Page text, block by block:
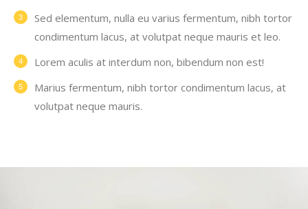
Sed elementum, nulla eu varius fermentum, nibh tortor
condimentum lacus, at volutpat neque mauris et leo.
Lorem aculis at interdum non, bibendum non est!
Мarius fermentum, nibh tortor condimentum lacus, at
volutpat neque mauris.